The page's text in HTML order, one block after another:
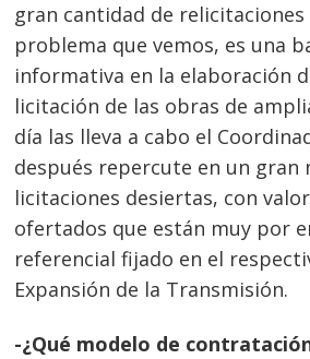
gran cantidad de
problema que vemos, es una
informativa en la elaboración
licitación de las obras de
día las lleva a cabo el
después repercute en un gran
licitaciones desiertas, con
ofertados que están muy por
referencial fijado en el
Expansión de la Transmisión.
-¿Qué modelo de